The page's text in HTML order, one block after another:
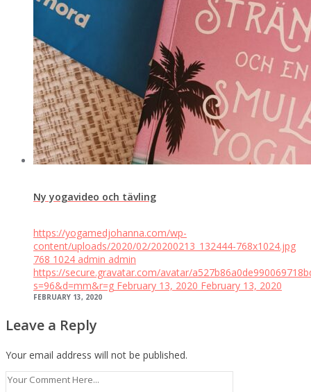
Ny yogavideo och tävling
https://yogamedjohanna.com/wp-
content/uploads/2020/02/20200213_132444-768x1024.jpg
768 1024 admin admin
https://secure.gravatar.com/avatar/
s=96&d=mm&r=g February 13, 2020 February 13, 2020
FEBRUARY 13, 2020
Leave a Reply
Your email address will not be published.